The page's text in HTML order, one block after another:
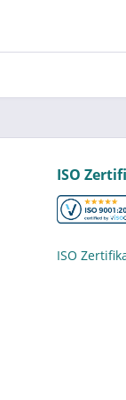
ISO
ISO